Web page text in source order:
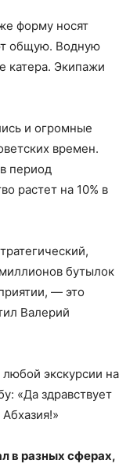
форму носят
общую. Водную
катера. Экипажи
и огромные
времен.
период
растет на 10% в
бутылок
— это
Валерий
экскурсии на
«Да здравствует
в разных сферах,